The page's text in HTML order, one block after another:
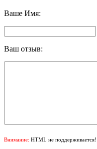
Ваше Имя:
Ваш отзыв:
Внимание: HTML не поддерживается!